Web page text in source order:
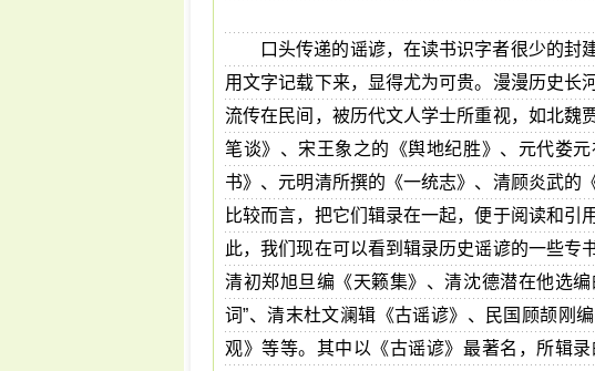
口头传递的谣谚，在读书识字者很少的封
用文字记载下来，显得尤为可贵。漫漫历史长
流传在民间，被历代文人学士所重视，如北魏
笔谈》、宋王象之的《舆地纪胜》、元代娄
书》、元明清所撰的《一统志》、清顾炎武的
比较而言，把它们辑录在一起，便于阅读和引
此，我们现在可以看到辑录历史谣谚的一些专
清初郑旭旦编《天籁集》、清沈德潜在他选
词”、清末杜文澜辑《古谣谚》、民国顾颉刚
观》等等。其中以《古谣谚》最著名，所辑